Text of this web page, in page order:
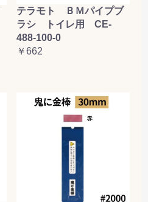
テラモト ＢＭパイプブ
ラシ トイレ用 CE-
488-100-0
￥662